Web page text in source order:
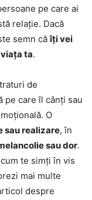
pe care ai
relație. Dacă
semn căîți vei
ta.
de
pe care îl cânți sau
O
sau realizare, în
sau dor.
te simți în vis
mai multe
despre